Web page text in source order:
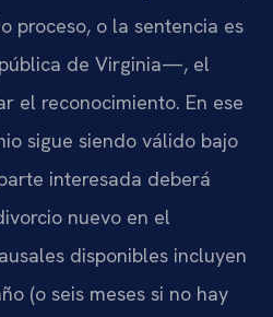
proceso, o la sentencia es
de Virginia—, el
el reconocimiento. En ese
sigue siendo válido bajo
interesada deberá
nuevo en el
disponibles incluyen
(o seis meses si no hay